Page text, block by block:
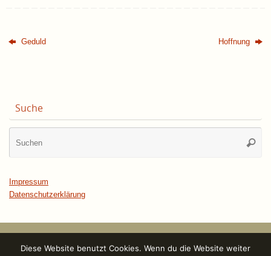
Geduld Hoffnung
Suche
Impressum
Datenschutzerklärung
Diese Website benutzt Cookies. Wenn du die Website weiter